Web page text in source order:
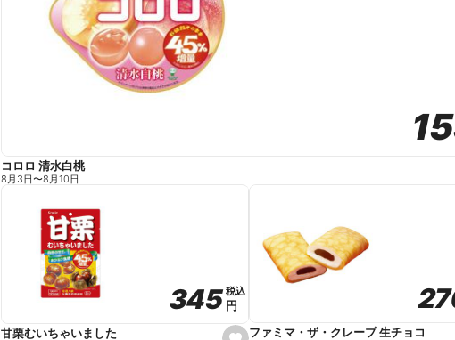
コロロ 清水白桃
8月3日〜8月10日
345
345税込
税込
円
円
甘栗むいちゃいました
ファミマ・ザ・クレープ 生チョコ